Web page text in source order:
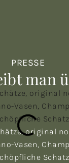
PRESSE
man
original
Vasen,